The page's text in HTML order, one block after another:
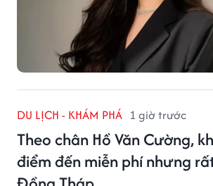
DU LỊCH - KHÁM PHÁ 1 giờ trước
Theo chân Hồ Văn Cường,
điểm đến miễn phí nhưng